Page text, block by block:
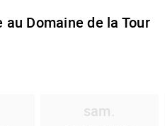
au Domaine de la Tour
sam.